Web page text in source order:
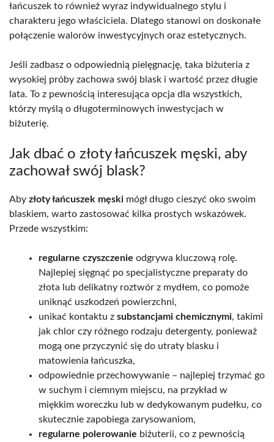
łańcuszek to również wyraz indywidualnego stylu i
charakteru jego właściciela. Dlatego stanowi on doskonałe
połączenie walorów inwestycyjnych oraz estetycznych.
Jeśli zadbasz o odpowiednią pielęgnację, taka biżuteria z
wysokiej próby zachowa swój blask i wartość przez długie
lata. To z pewnością interesująca opcja dla wszystkich,
którzy myślą o długoterminowych inwestycjach w
biżuterię.
Jak dbać o złoty łańcuszek męski, aby
zachował swój blask?
Aby złoty łańcuszek męski mógł długo cieszyć oko swoim
blaskiem, warto zastosować kilka prostych wskazówek.
Przede wszystkim:
regularne czyszczenie odgrywa kluczową rolę.
Najlepiej sięgnąć po specjalistyczne preparaty do
złota lub delikatny roztwór z mydłem, co pomoże
uniknąć uszkodzeń powierzchni,
unikać kontaktu z substancjami chemicznymi, takimi
jak chlor czy różnego rodzaju detergenty, ponieważ
mogą one przyczynić się do utraty blasku i
matowienia łańcuszka,
odpowiednie przechowywanie – najlepiej trzymać go
w suchym i ciemnym miejscu, na przykład w
miękkim woreczku lub w dedykowanym pudełku, co
skutecznie zapobiega zarysowaniom,
regularne polerowanie biżuterii, co z pewnością